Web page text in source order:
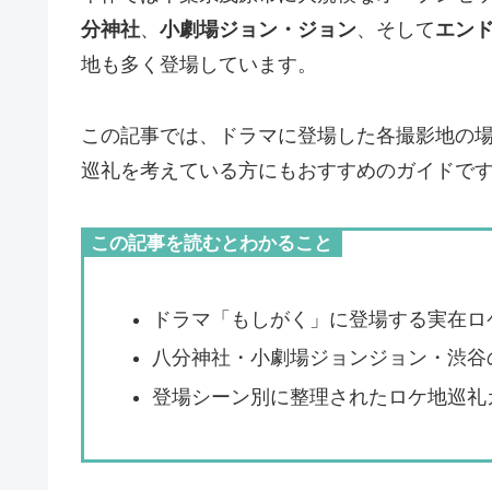
分神社、 小劇場ジョン・ジョン、そしてエン
地も多く登場しています。
この記事では、ドラマに登場した各撮影地の
巡礼を考えている方にもおすすめのガイドです
この記事を読むとわかること
ドラマ「もしがく」に登場する実在
八分神社・小劇場ジョンジョン・渋
登場シーン別に整理されたロケ地巡礼